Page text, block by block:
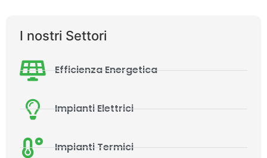
I nostri Settori
Efficienza Energetica
Impianti Elettrici
Impianti Termici